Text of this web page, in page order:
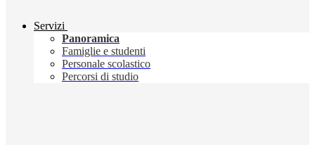
Servizi
Panoramica
Famiglie e studenti
Personale scolastico
Percorsi di studio